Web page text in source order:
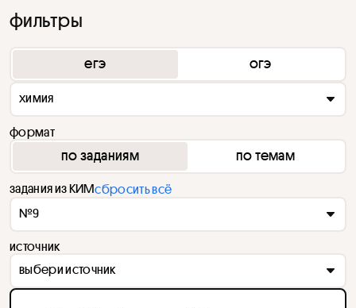
фильтры
егэ огэ
химия
формат
по заданиям по темам
задания из КИМсбросить всё
№9
источник
выбери источник